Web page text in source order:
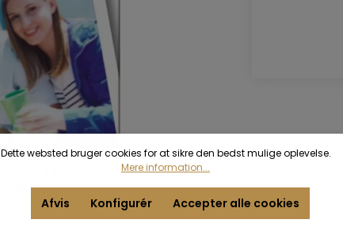
Dette websted bruger cookies for at sikre den bedst mulige oplevelse.
Mere information...
Afvis Konfigurér Accepter alle cookies